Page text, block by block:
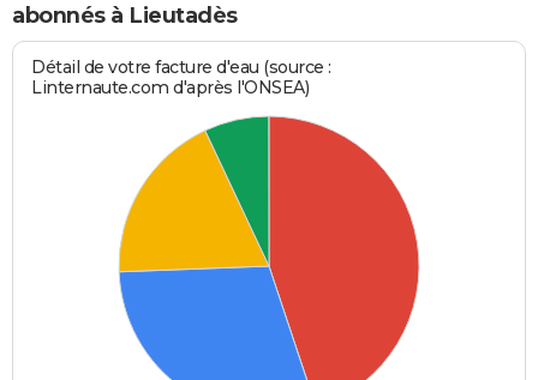
abonnés à Lieutadès
Détail de votre facture d'eau (source :
Linternaute.com d'après l'ONSEA)